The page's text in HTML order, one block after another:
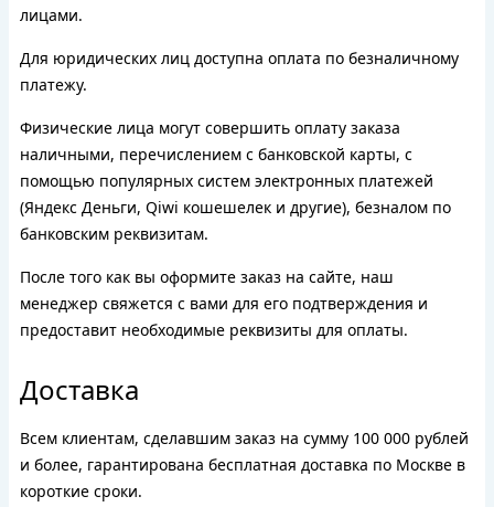
лицами.
Для юридических лиц доступна оплата по безналичному
платежу.
Физические лица могут совершить оплату заказа
наличными, перечислением с банковской карты, с
помощью популярных систем электронных платежей
(Яндекс Деньги, Qiwi кошешелек и другие), безналом по
банковским реквизитам.
После того как вы оформите заказ на сайте, наш
менеджер свяжется с вами для его подтверждения и
предоставит необходимые реквизиты для оплаты.
Доставка
Всем клиентам, сделавшим заказ на сумму 100 000 рублей
и более, гарантирована бесплатная доставка по Москве в
короткие сроки.